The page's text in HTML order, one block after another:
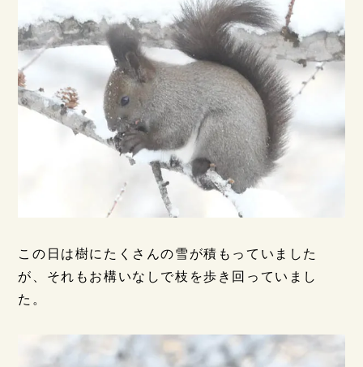
この日は樹にたくさんの雪が積もっていました
が、それもお構いなしで枝を歩き回っていまし
た。